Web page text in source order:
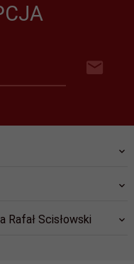
Rafał Scisłowski